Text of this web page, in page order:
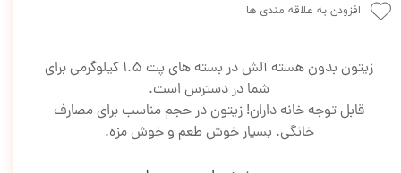
افزودن به علاقه مندی ها
زیتون بدون هسته آلش در بسته های پت 1.5 کیلوگرمی برای
شما در دسترس است.
قابل توجه خانه داران! زیتون در حجم مناسب برای مصارف
خانگی. بسیار خوش طعم و خوش مزه.